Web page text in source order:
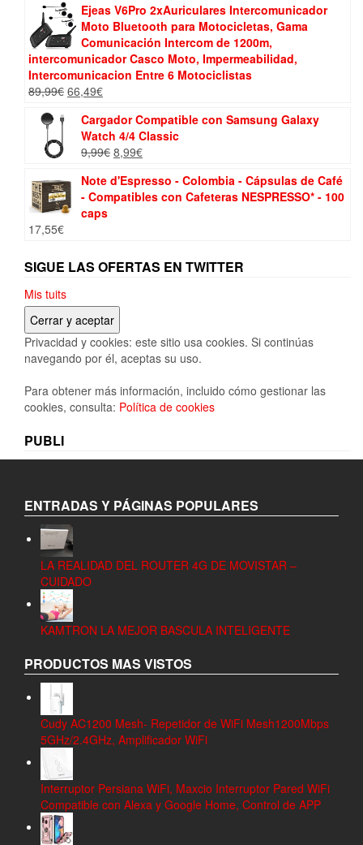
Ejeas V6Pro 2xAuriculares Intercomunicador
Moto Bluetooth para Motocicletas, Gama
Comunicación Intercom de 1200m,
intercomunicador Casco Moto, Impermeabilidad,
Intercomunicacion Entre 6 Motociclistas
89,99€ El
original
era:
89,99€.
66,49€El
actual
es:
66,49€.
Cargador Compatible con Samsung Galaxy
Watch 4/4 Classic
9,99€ El
original
era:
8,99€El
actual
es:
Note d'Espresso - Colombia - Cápsulas de Café
- Compatibles con Cafeteras NESPRESSO* - 100
caps
17,55€
SIGUE LAS OFERTAS EN TWITTER
Mis tuits
Privacidad y cookies: este sitio usa cookies. Si continúas
navegando por él, aceptas su uso.
Para obtener más información, incluido cómo gestionar las
cookies, consulta: Política de cookies
PUBLI
ENTRADAS Y PÁGINAS POPULARES
LA REALIDAD DEL ROUTER 4G DE MOVISTAR –
CUIDADO
KAMTRON LA MEJOR BASCULA INTELIGENTE
PRODUCTOS MAS VISTOS
Cudy AC1200 Mesh- Repetidor de WiFi Mesh1200Mbps
5GHz/2.4GHz, Amplificador WiFi
Interruptor Persiana WiFi, Maxcio Interruptor Pared WiFi
Compatible con Alexa y Google Home, Control de APP